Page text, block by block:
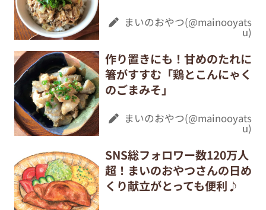
まいのおやつ(@mainooyats
u)
作り置きにも！甘めのたれに
箸がすすむ「鶏とこんにゃく
のごまみそ」
まいのおやつ(@mainooyats
u)
SNS総フォロワー数120万人
超！まいのおやつさんの日め
くり献立がとっても便利♪